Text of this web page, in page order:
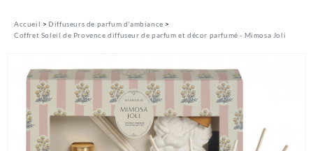
Accueil
Diffuseurs de parfum d'ambiance
Coffret Soleil de Provence diffuseur de parfum et décor parfumé - Mimosa Joli